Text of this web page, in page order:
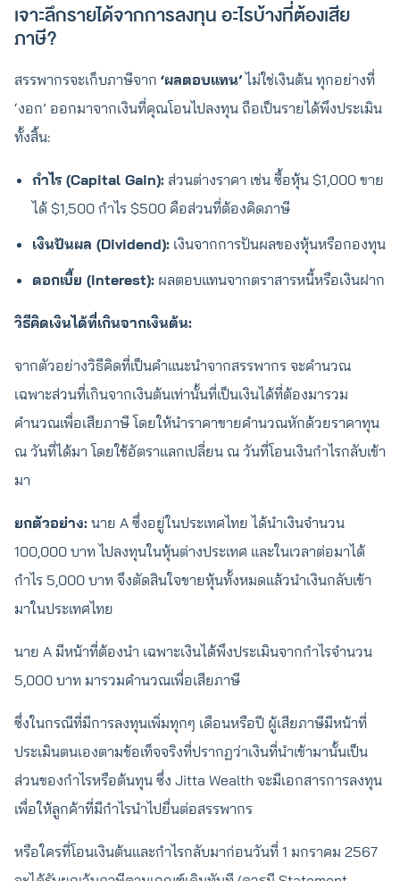
เจาะลึกรายได้จากการลงทุน อะไรบ้างที่ต้องเสีย
ภาษี?
สรรพากรจะเก็บภาษีจาก ‘ผลตอบแทน’ ไม่ใช่เงินต้น ทุกอย่างที่
‘งอก’ ออกมาจากเงินที่คุณโอนไปลงทุน ถือเป็นรายได้พึงประเมิน
ทั้งสิ้น:
กำไร (Capital Gain): ส่วนต่างราคา เช่น ซื้อหุ้น $1,000 ขาย
ได้ $1,500 กำไร $500 คือส่วนที่ต้องคิดภาษี
เงินปันผล (Dividend): เงินจากการปันผลของหุ้นหรือกองทุน
ดอกเบี้ย (Interest): ผลตอบแทนจากตราสารหนี้หรือเงินฝาก
วิธีคิดเงินได้ที่เกินจากเงินต้น:
จากตัวอย่างวิธีคิดที่เป็นคำแนะนำจากสรรพากร จะคำนวณ
เฉพาะส่วนที่เกินจากเงินต้นเท่านั้นที่เป็นเงินได้ที่ต้องมารวม
คำนวณเพื่อเสียภาษี โดยให้นำราคาขายคำนวณหักด้วยราคาทุน
ณ วันที่ได้มา โดยใช้อัตราแลกเปลี่ยน ณ วันที่โอนเงินกำไรกลับเข้า
มา
ยกตัวอย่าง: นาย A ซึ่งอยู่ในประเทศไทย ได้นำเงินจำนวน
100,000 บาท ไปลงทุนในหุ้นต่างประเทศ และในเวลาต่อมาได้
กำไร 5,000 บาท จึงตัดสินใจขายหุ้นทั้งหมดแล้วนำเงินกลับเข้า
มาในประเทศไทย
นาย A มีหน้าที่ต้องนำ เฉพาะเงินได้พึงประเมินจากกำไรจำนวน
5,000 บาท มารวมคำนวณเพื่อเสียภาษี
ซึ่งในกรณีที่มีการลงทุนเพิ่มทุกๆ เดือนหรือปี ผู้เสียภาษีมีหน้าที่
ประเมินตนเองตามข้อเท็จจริงที่ปรากฏว่าเงินที่นำเข้ามานั้นเป็น
ส่วนของกำไรหรือต้นทุน ซึ่ง Jitta Wealth จะมีเอกสารการลงทุน
เพื่อให้ลูกค้าที่มีกำไรนำไปยื่นต่อสรรพากร
หรือใครที่โอนเงินต้นและกำไรกลับมาก่อนวันที่ 1 มกราคม 2567